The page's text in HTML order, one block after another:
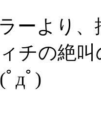
ーより
チの絶
дﾟ)